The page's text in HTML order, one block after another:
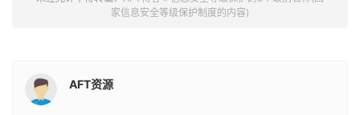
家信息安全等级保护制度的内容)
AFT资源